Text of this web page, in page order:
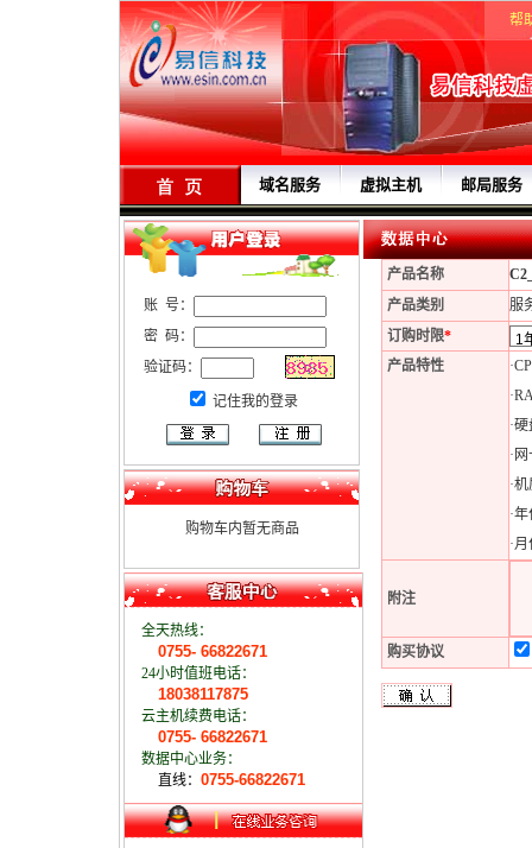
帮
域名服务 虚拟主机 邮局服务
账 号：
密 码：
验证码：
记住我的登录
购物车内暂无商品
全天热线：
0755- 66822671
24小时值班电话：
18038117875
云主机续费电话：
0755- 66822671
数据中心业务：
直线： 0755-66822671
产品名称
产品类别
服
订购时限*
产品特性
·
·
·
·
·
附注
购买协议